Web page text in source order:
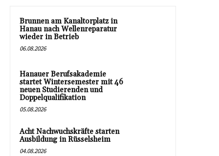
Brunnen am Kanaltorplatz in
Hanau nach Wellenreparatur
wieder in Betrieb
06.08.2026
Hanauer Berufsakademie
startet Wintersemester mit 46
neuen Studierenden und
Doppelqualifikation
05.08.2026
Acht Nachwuchskräfte starten
Ausbildung in Rüsselsheim
04.08.2026